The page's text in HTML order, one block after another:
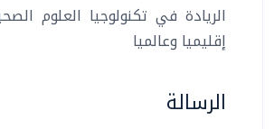
الريادة في تكنولوجيا العلوم
إقليميا وعالميا
الرسالة